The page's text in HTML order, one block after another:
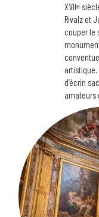
XVIIᵉ
Rivalz et
couper le
d’écrin
amateurs